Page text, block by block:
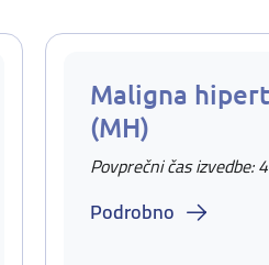
Maligna
(MH)
Povprečni čas izvedbe:
Podrobno